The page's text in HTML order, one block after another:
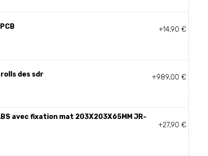
+14,90 €
rolls des sdr +989,00 €
avec fixation mat 203X203X65MM JR-
+27,90 €